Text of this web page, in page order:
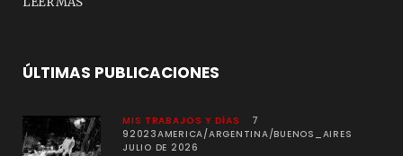
ÚLTIMAS PUBLICACIONES
MIS TRABAJOS Y DÍAS
7
92023AMERICA/ARGENTINA/BUENOS_AIRES
JULIO DE 2026